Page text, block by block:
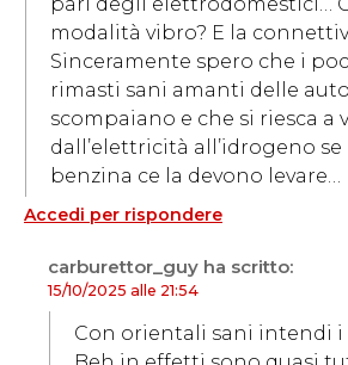
modalità vibro? E la
Sinceramente spero che i
rimasti sani amanti delle
scompaiano e che si riesca a
dall’elettricità all’idrogeno
benzina ce la devono levare…
Accedi per rispondere
carburettor_guy ha scritto:
15/10/2025 alle 21:54
Con orientali sani intendi